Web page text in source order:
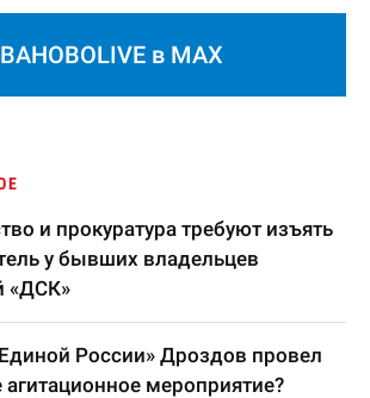
в MAX
и прокуратура требуют изъять
у бывших владельцев
«ДСК»
России» Дроздов провел
агитационное мероприятие?